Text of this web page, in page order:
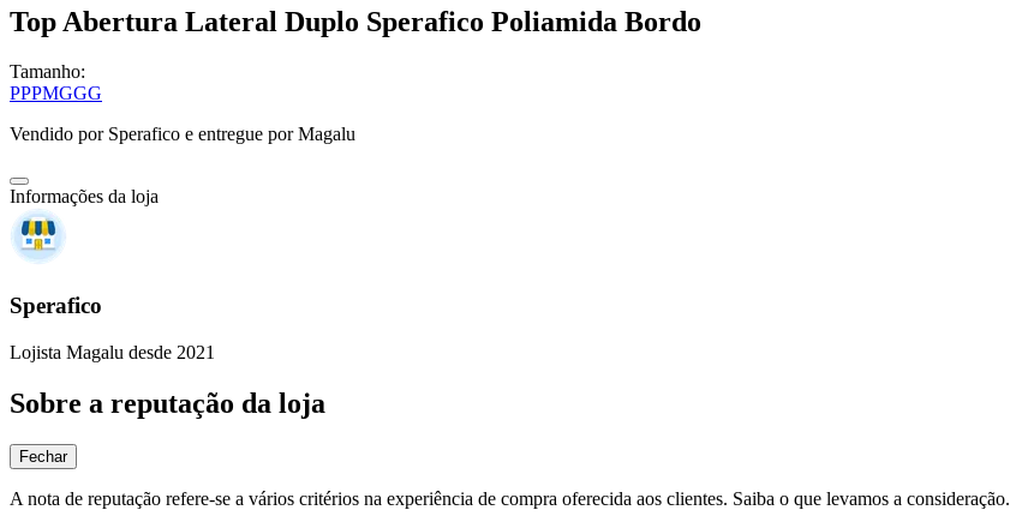
Top Abertura Lateral Duplo Sperafico Poliamida Bordo
Tamanho:
PPPMGGG
Vendido por Sperafico e entregue por Magalu
Informações da loja
Sperafico
Lojista Magalu desde 2021
Sobre a reputação da loja
Fechar
A nota de reputação refere-se a vários critérios na experiência de compra oferecida aos clientes. Saiba o que levamos a consideração.